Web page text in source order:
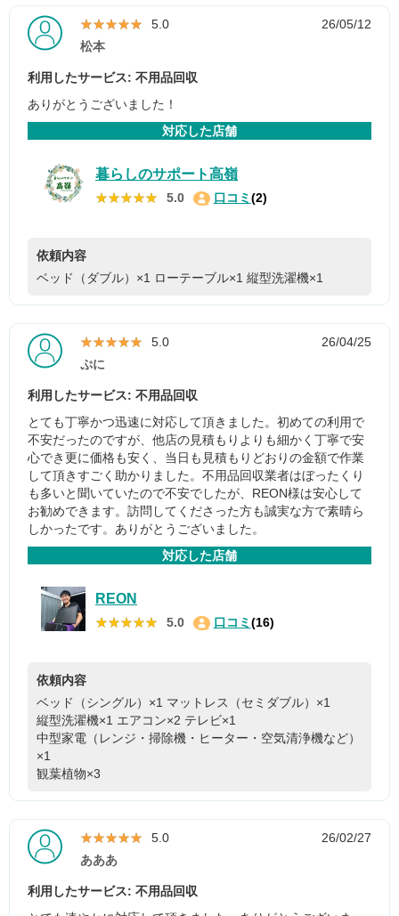
★★★★★
★★★★★ 5.0
26/05/12
松本
利用したサービス: 不用品回収
ありがとうございました！
対応した店舗
暮らしのサポート高嶺
★★★★★
★★★★★ 5.0 口コミ (2)
依頼内容
ベッド（ダブル）×1 ローテーブル×1 縦型洗濯機×1
★★★★★
★★★★★ 5.0
26/04/25
ぷに
利用したサービス: 不用品回収
とても丁寧かつ迅速に対応して頂きました。初めての利用で
不安だったのですが、他店の見積もりよりも細かく丁寧で安
心でき更に価格も安く、当日も見積もりどおりの金額で作業
して頂きすごく助かりました。不用品回収業者はぼったくり
も多いと聞いていたので不安でしたが、REON様は安心して
お勧めできます。訪問してくださった方も誠実な方で素晴ら
しかったです。ありがとうございました。
対応した店舗
REON
★★★★★
★★★★★ 5.0 口コミ (16)
依頼内容
ベッド（シングル）×1 マットレス（セミダブル）×1
縦型洗濯機×1 エアコン×2 テレビ×1
中型家電（レンジ・掃除機・ヒーター・空気清浄機など）
×1
観葉植物×3
★★★★★
★★★★★ 5.0
26/02/27
あああ
利用したサービス: 不用品回収